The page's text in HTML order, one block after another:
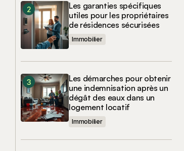
Les garanties spécifiques
utiles pour les propriétaires
de résidences sécurisées
Immobilier
Les démarches pour obtenir
une indemnisation après un
dégât des eaux dans un
logement locatif
Immobilier